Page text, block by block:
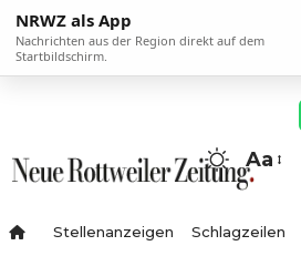
NRWZ als App
Nachrichten aus der Region direkt auf dem
Startbildschirm.
Aa
Stellenanzeigen Schlagzeilen